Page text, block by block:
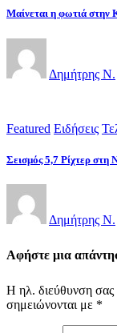
Μαίνεται η φωτιά στην
Δημήτρης Ν.
Featured Ειδήσεις
Σεισμός 5,7 Ρίχτερ στη
Δημήτρης Ν.
Αφήστε μια
Η ηλ. διεύθυνση σας
σημειώνονται με *